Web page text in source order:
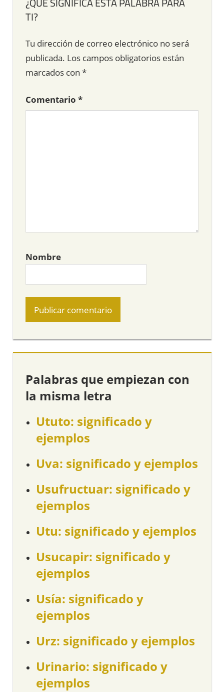
TI?
Tu dirección de correo electrónico no será
publicada. Los campos obligatorios están
marcados con *
Comentario *
Nombre
Palabras que empiezan con
la misma letra
Ututo: significado y
ejemplos
Uva: significado y ejemplos
Usufructuar: significado y
ejemplos
Utu: significado y ejemplos
Usucapir: significado y
ejemplos
Usía: significado y
ejemplos
Urz: significado y ejemplos
Urinario: significado y
ejemplos